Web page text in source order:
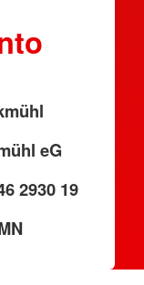
eG
2930 19